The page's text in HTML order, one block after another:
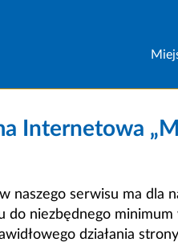
Internetowa
naszego serwisu ma dla
niezbędnego
działania